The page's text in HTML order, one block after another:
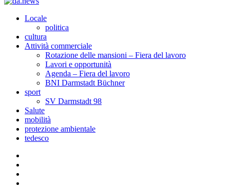
Locale
politica
cultura
Attività commerciale
Rotazione delle mansioni – Fiera del lavoro
Lavori e opportunità
Agenda – Fiera del lavoro
BNI Darmstadt Büchner
sport
SV Darmstadt 98
Salute
mobilità
protezione ambientale
tedesco